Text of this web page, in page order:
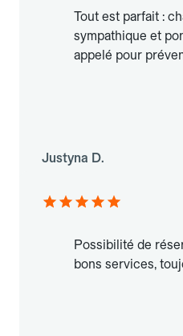
Tout est parfait :
sympathique et
appelé pour
Justyna D.
Possibilité de
bons services,